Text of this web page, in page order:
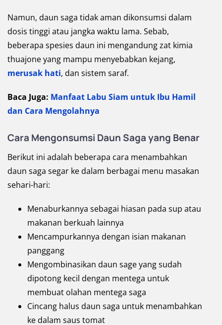
Namun, daun saga tidak aman dikonsumsi dalam
dosis tinggi atau jangka waktu lama. Sebab,
beberapa spesies daun ini mengandung zat kimia
thuajone yang mampu menyebabkan kejang,
merusak hati, dan sistem saraf.
Baca Juga: Manfaat Labu Siam untuk Ibu Hamil
dan Cara Mengolahnya
Cara Mengonsumsi Daun Saga yang Benar
Berikut ini adalah beberapa cara menambahkan
daun saga segar ke dalam berbagai menu masakan
sehari-hari:
Menaburkannya sebagai hiasan pada sup atau
makanan berkuah lainnya
Mencampurkannya dengan isian makanan
panggang
Mengombinasikan daun sage yang sudah
dipotong kecil dengan mentega untuk
membuat olahan mentega saga
Cincang halus daun saga untuk menambahkan
ke dalam saus tomat